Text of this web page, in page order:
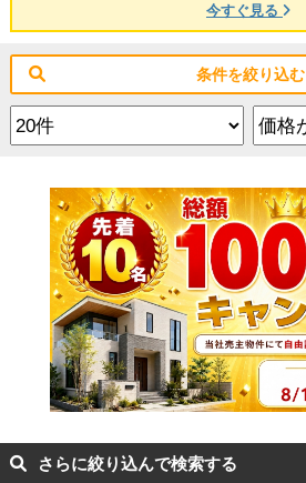
今すぐ見る
条件を絞り込む
さらに絞り込んで検索する